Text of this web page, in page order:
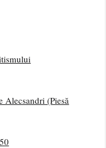
Alecsandri (Piesă